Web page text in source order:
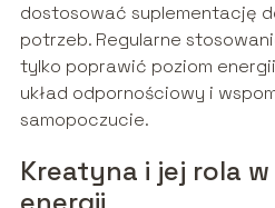
dostosować suplementację
potrzeb. Regularne
tylko poprawić poziom
układ odpornościowy i
samopoczucie.
Kreatyna i jej rola